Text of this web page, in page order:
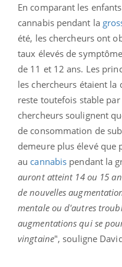
En comparant les
cannabis pendant la
été, les chercheurs ont
taux élevés de
de 11 et 12 ans. Les
les chercheurs étaient la
reste toutefois stable
chercheurs soulignent
de consommation de
demeure plus élevé que
au cannabis pendant la
auront atteint 14 ou 15
de nouvelles
mentale ou d'autres
augmentations qui se
vingtaine", souligne